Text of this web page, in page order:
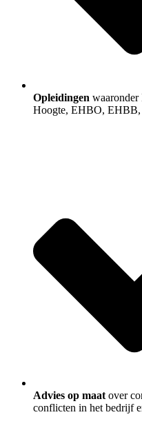
Opleidingen
Hoogte, EHBO,
Advies op maat over
conflicten in het bedrijf